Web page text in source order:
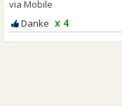
x 4